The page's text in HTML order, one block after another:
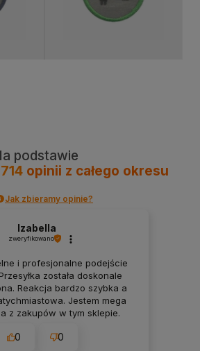
podstawie
opinii z całego okresu
Jak zbieramy opinie?
Izabella
zweryfikowano
i profesjonalne podejście
została doskonale
Reakcja bardzo szybka a
Jestem mega
z zakupów w tym sklepie.
0 0